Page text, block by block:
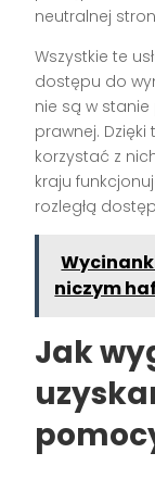
neutralnej
Wszystkie te
dostępu do
nie są w
prawnej.
korzystać z
kraju
rozległą
niczym
Jak